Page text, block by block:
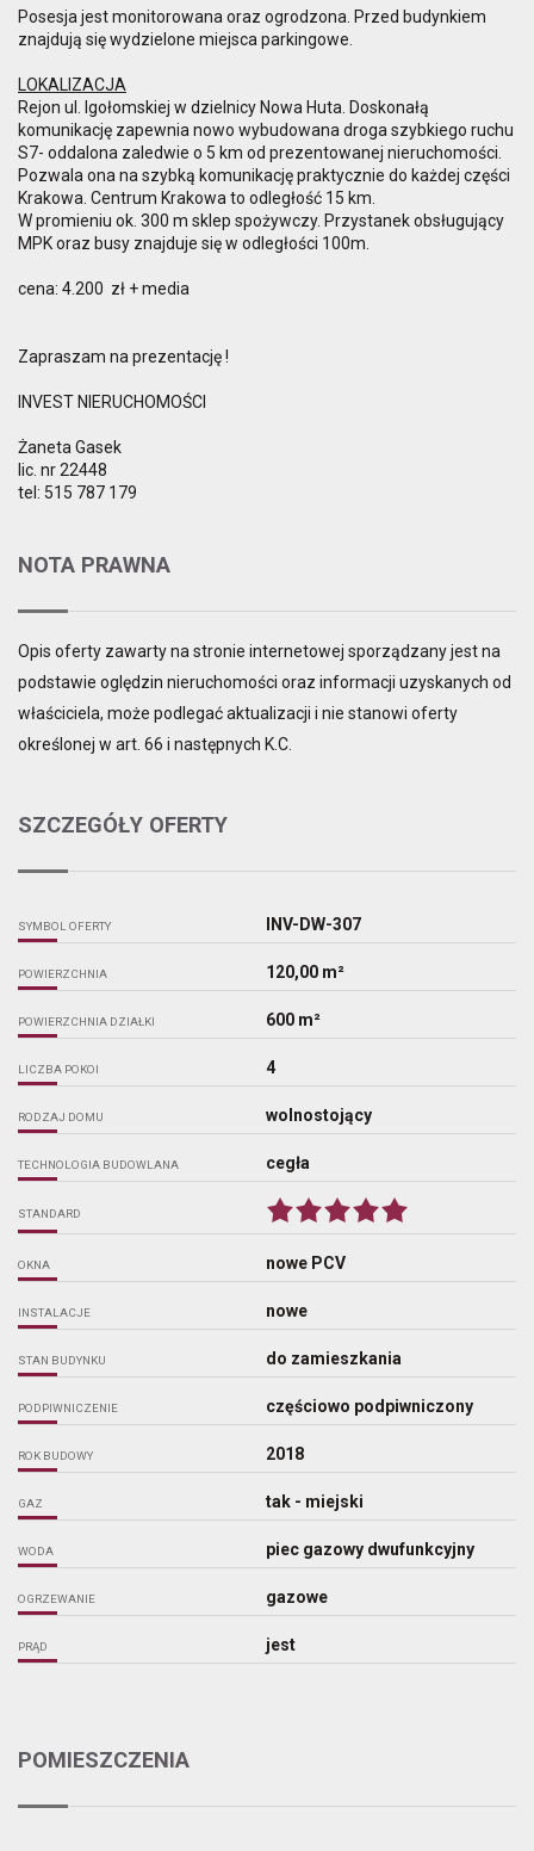
Posesja jest monitorowana oraz ogrodzona. Przed budynkiem
znajdują się wydzielone miejsca parkingowe.
LOKALIZACJA
Rejon ul. Igołomskiej w dzielnicy Nowa Huta. Doskonałą
komunikację zapewnia nowo wybudowana droga szybkiego ruchu
S7- oddalona zaledwie o 5 km od prezentowanej nieruchomości.
Pozwala ona na szybką komunikację praktycznie do każdej części
Krakowa. Centrum Krakowa to odległość 15 km.
W promieniu ok. 300 m sklep spożywczy. Przystanek obsługujący
MPK oraz busy znajduje się w odległości 100m.
cena: 4.200 zł + media
Zapraszam na prezentację !
INVEST NIERUCHOMOŚCI
Żaneta Gasek
lic. nr 22448
tel: 515 787 179
NOTA PRAWNA
Opis oferty zawarty na stronie internetowej sporządzany jest na
podstawie oględzin nieruchomości oraz informacji uzyskanych od
właściciela, może podlegać aktualizacji i nie stanowi oferty
określonej w art. 66 i następnych K.C.
SZCZEGÓŁY OFERTY
SYMBOL OFERTY INV-DW-307
POWIERZCHNIA 120,00 m²
POWIERZCHNIA DZIAŁKI 600 m²
LICZBA POKOI 4
RODZAJ DOMU wolnostojący
TECHNOLOGIA BUDOWLANA cegła
STANDARD
OKNA nowe PCV
INSTALACJE nowe
STAN BUDYNKU do zamieszkania
PODPIWNICZENIE częściowo podpiwniczony
ROK BUDOWY 2018
GAZ tak - miejski
WODA piec gazowy dwufunkcyjny
OGRZEWANIE gazowe
PRĄD jest
POMIESZCZENIA